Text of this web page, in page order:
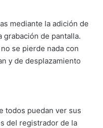
mediante la adición de
grabación de pantalla.
se pierde nada con
y de desplazamiento
todos puedan ver sus
del registrador de la